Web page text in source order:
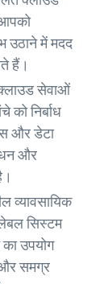
उठाने में मदद
हैं।
क्लाउड सेवाओं
निर्बाध
और डेटा
और
व्यावसायिक
सिस्टम
उपयोग
और समग्र